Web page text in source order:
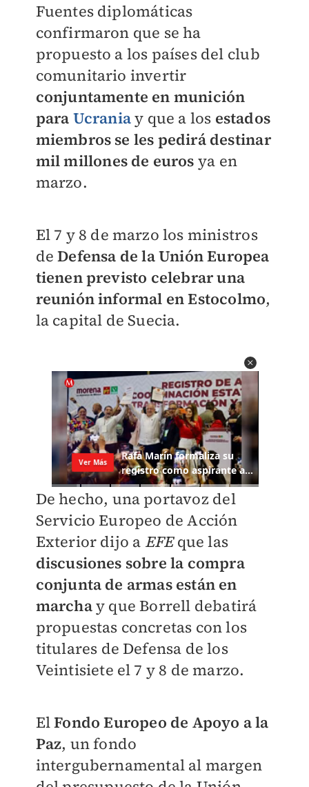
Fuentes diplomáticas
confirmaron que se ha
propuesto a los países del club
comunitario invertir
conjuntamente en munición
para Ucraniay que a los estados
miembros se les pedirá destinar
mil millones de euros ya en
marzo.
El 7 y 8 de marzo los ministros
deDefensa de la Unión Europea
tienen previsto celebrar una
reunión informal en Estocolmo,
la capital de Suecia.
De hecho, una portavoz del
Servicio Europeo de Acción
Exterior dijo a EFEque las
discusiones sobre la compra
conjunta de armas están en
marchay que Borrell debatirá
propuestas concretas con los
titulares de Defensa de los
Veintisiete el 7 y 8 de marzo.
ElFondo Europeo de Apoyo a la
Paz, un fondo
intergubernamental al margen